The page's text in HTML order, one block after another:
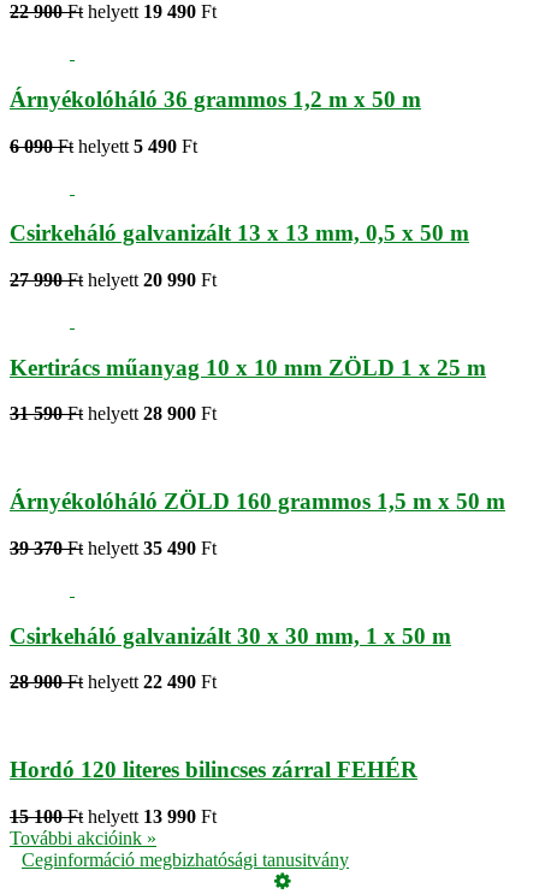
22 900 Ft helyett 19 490 Ft
Árnyékolóháló 36 grammos 1,2 m x 50 m
6 090 Ft helyett 5 490 Ft
Csirkeháló galvanizált 13 x 13 mm, 0,5 x 50 m
27 990 Ft helyett 20 990 Ft
Kertirács műanyag 10 x 10 mm ZÖLD 1 x 25 m
31 590 Fthelyett28 900 Ft
Árnyékolóháló ZÖLD 160 grammos 1,5 m x 50 m
39 370 Ft helyett 35 490 Ft
Csirkeháló galvanizált 30 x 30 mm, 1 x 50 m
28 900 Ft helyett 22 490 Ft
Hordó 120 literes bilincses zárral FEHÉR
15 100 Ft helyett 13 990 Ft
További akcióink »
Ceginformáció megbizhatósági tanusitvány